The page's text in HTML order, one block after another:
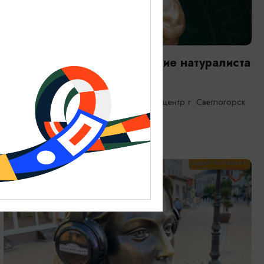
Янтарная каюта. Путешествие натуралиста
25.12.2025 - 31.12.2026
Светлогорск, Морской выставочный центр г. Светлогорск
ОТ 1200₽